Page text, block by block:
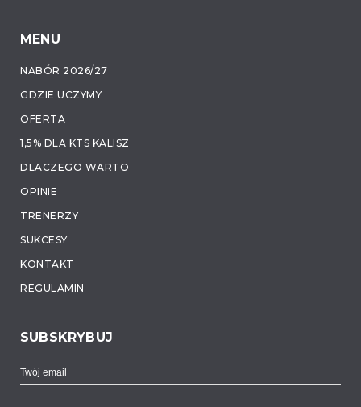
MENU
NABÓR 2026/27
GDZIE UCZYMY
OFERTA
1,5% DLA KTS KALISZ
DLACZEGO WARTO
OPINIE
TRENERZY
SUKCESY
KONTAKT
REGULAMIN
SUBSKRYBUJ